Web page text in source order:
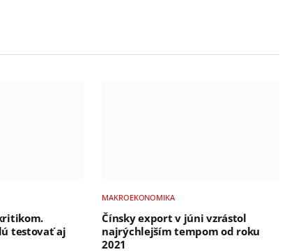
testovať aj
MAKROEKONOMIKA
Čínsky export v júni vzrástol
najrýchlejším tempom od roku
2021